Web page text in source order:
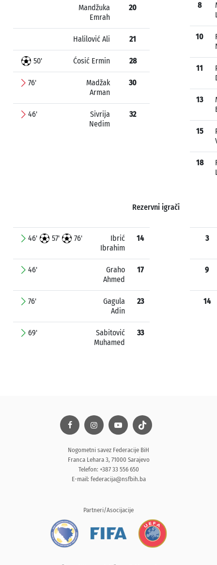
Mandžuka
Emrah
20
Halilović Ali 21
50' Ćosić Ermin 28
76'
Madžak
Arman
30
46'
Sivrija
Nedim
32
8
10
11
13
15
18
Rezervni igrači
46' 57' 76'
Ibrić
Ibrahim
14
46'
Graho
Ahmed
17
76'
Gagula
Adin
23
69'
Sabitović
Muhamed
33
3
9
14
Nogometni savez Federacije BiH
Franca Lehara 3, 71000 Sarajevo
Telefon: +387 33 556 650
E-mail: federacija@nsfbih.ba
Partneri/Asocijacije